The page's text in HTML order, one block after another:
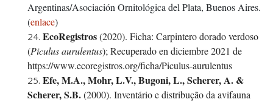
Argentinas/Asociación Ornitológica del Plata, Buenos Aires.
(enlace)
EcoRegistros(2020). Ficha: Carpintero dorado verdoso
(Piculus aurulentus); Recuperado en diciembre 2021 de
https://www.ecoregistros.org/ficha/Piculus-aurulentus
Efe, M.A., Mohr, L.V., Bugoni, L., Scherer, A. &
Scherer, S.B.(2000). Inventário e distribução da avifauna